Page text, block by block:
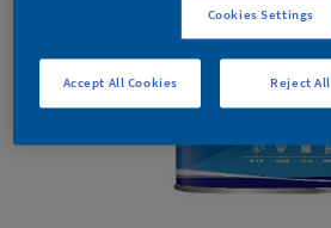
Cookies Settings
Reject All
Accept All Cookies